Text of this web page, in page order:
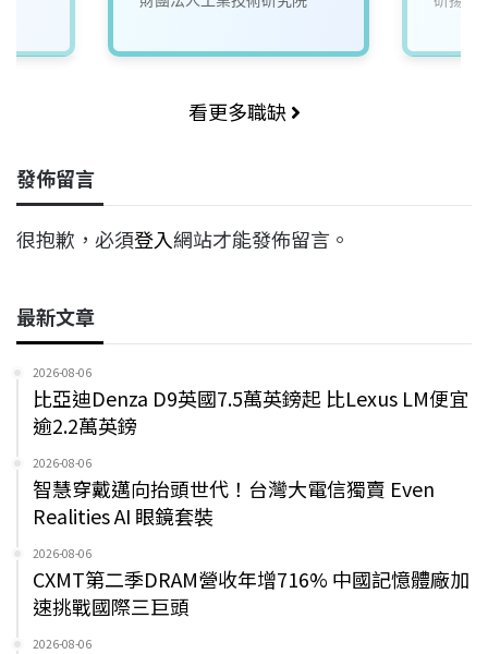
看更多職缺
發佈留言
很抱歉，必須登入網站才能發佈留言。
最新文章
2026-08-06
比亞迪Denza D9英國7.5萬英鎊起 比Lexus LM便宜
逾2.2萬英鎊
2026-08-06
智慧穿戴邁向抬頭世代！台灣大電信獨賣 Even
Realities AI 眼鏡套裝
2026-08-06
CXMT第二季DRAM營收年增716% 中國記憶體廠加
速挑戰國際三巨頭
2026-08-06